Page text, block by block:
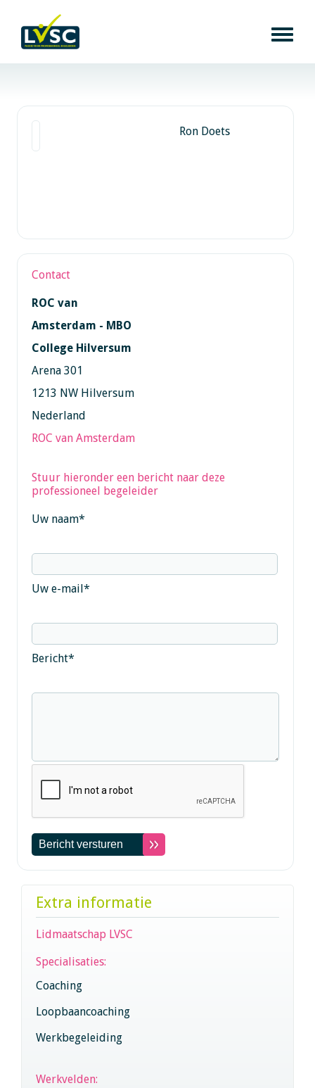
Ron Doets
Contact
ROC van
Amsterdam - MBO
College Hilversum
Arena 301
1213 NW Hilversum
Nederland
ROC van Amsterdam
Stuur hieronder een bericht naar deze
professioneel begeleider
Uw naam*
Uw e-mail*
Bericht*
Extra informatie
Lidmaatschap LVSC
Specialisaties:
Coaching
Loopbaancoaching
Werkbegeleiding
Werkvelden: